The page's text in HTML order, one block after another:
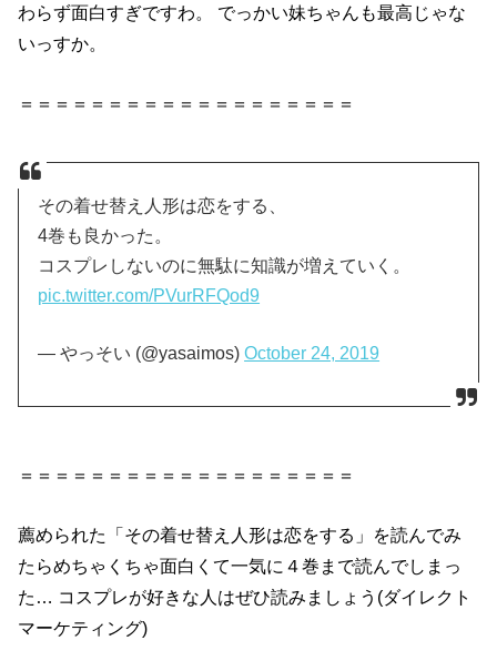
わらず面白すぎですわ。 でっかい妹ちゃんも最高じゃな
いっすか。
＝＝＝＝＝＝＝＝＝＝＝＝＝＝＝＝＝＝＝
その着せ替え人形は恋をする、
4巻も良かった。
コスプレしないのに無駄に知識が増えていく。
pic.twitter.com/PVurRFQod9
— やっそい (@yasaimos)October 24, 2019
＝＝＝＝＝＝＝＝＝＝＝＝＝＝＝＝＝＝＝
薦められた「その着せ替え 人形は恋をする 」 を読んでみ
たらめちゃくちゃ面白くて一気に ４巻 まで読んでしまっ
た… コスプレが好きな人はぜひ読みましょう(ダイレクト
マーケティング)